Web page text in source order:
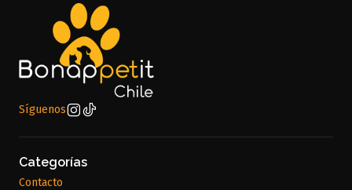
Síguenos
Categorías
Contacto